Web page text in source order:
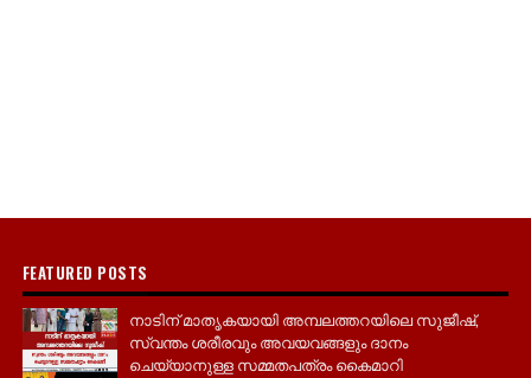
FEATURED POSTS
നാടിന് മാതൃകയായി അമ്പലത്തറയിലെ സുജീഷ്,
സ്വന്തം ശരീരവും അവയവങ്ങളും ദാനം
ചെയ്യാനുള്ള സമ്മതപത്രം കൈമാറി